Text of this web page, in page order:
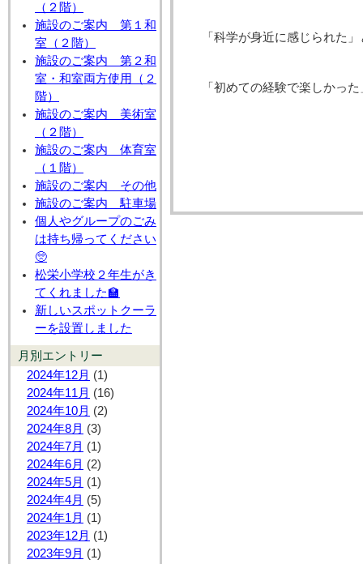
（２階）
施設のご案内 第１和
室（２階）
施設のご案内 第２和
室・和室両方使用（２
階）
施設のご案内 美術室
（２階）
施設のご案内 体育室
（１階）
施設のご案内 その他
施設のご案内 駐車場
個人やグループのごみ
は持ち帰ってください
🥺
松栄小学校２年生がき
てくれました🏫
新しいスポットクーラ
ーを設置しました
月別エントリー
2024年12月 (1)
2024年11月 (16)
2024年10月 (2)
2024年8月 (3)
2024年7月 (1)
2024年6月 (2)
2024年5月 (1)
2024年4月 (5)
2024年1月 (1)
2023年12月 (1)
2023年9月 (1)
「科学が身近に感じられた
「初めての経験で楽しかっ